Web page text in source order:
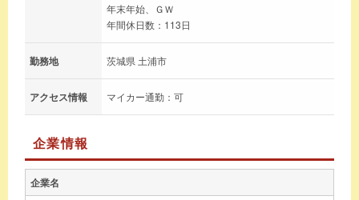
年末年始、ＧＷ
年間休日数：113日
勤務地 茨城県 土浦市
アクセス情報 マイカー通勤：可
企業情報
企業名